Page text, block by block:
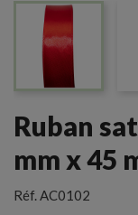
Ruban
mm x 45
Réf.AC0102